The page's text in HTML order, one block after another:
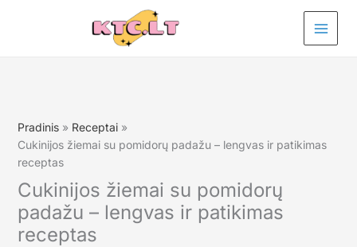
Pradinis
Receptai
Cukinijos žiemai su pomidorų padažu – lengvas ir patikimas
receptas
Cukinijos žiemai su pomidorų
padažu – lengvas ir patikimas
receptas